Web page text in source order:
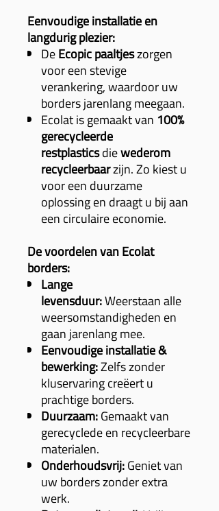
Eenvoudige installatie en
langdurig plezier:
DeEcopic paaltjeszorgen
voor een stevige
verankering, waardoor uw
borders jarenlang meegaan.
Ecolat is gemaakt van 100%
gerecycleerde
restplasticsdiewederom
recycleerbaarzijn. Zo kiest u
voor een duurzame
oplossing en draagt u bij aan
een circulaire economie.
De voordelen van Ecolat
borders:
Lange
levensduur:Weerstaan alle
weersomstandigheden en
gaan jarenlang mee.
Eenvoudige installatie &
bewerking:Zelfs zonder
kluservaring creëert u
prachtige borders.
Duurzaam:Gemaakt van
gerecyclede en recycleerbare
materialen.
Onderhoudsvrij:Geniet van
uw borders zonder extra
werk.